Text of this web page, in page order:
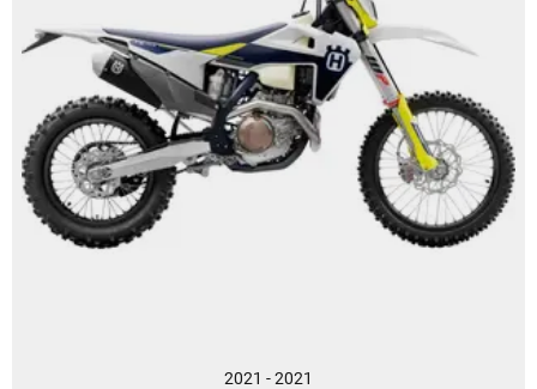
2021 - 2021